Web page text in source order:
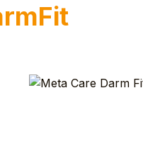
überspringen